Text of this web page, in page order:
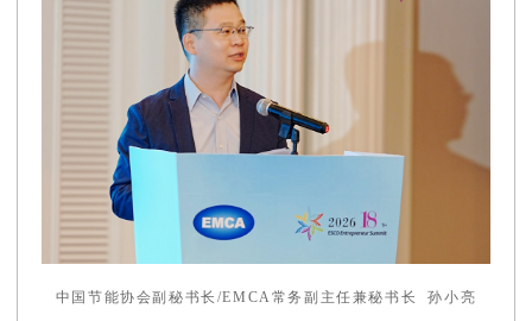
中国节能协会副秘书长/EMCA常务副主任兼秘书长 孙小亮